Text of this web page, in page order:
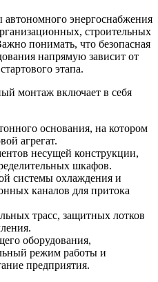
автономного энергоснабжения
строительных
понимать, что безопасная
напрямую зависит от
этапа.
монтаж включает в себя
основания, на котором
агрегат.
несущей конструкции,
шкафов.
системы охлаждения и
каналов для притока
трасс, защитных лотков
оборудования,
режим работы и
предприятия.